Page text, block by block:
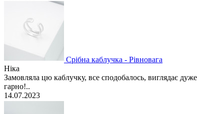
Срібна каблучка - Рівновага
Ніка
Замовляла цю каблучку, все сподобалось, виглядає дуже
гарно!..
14.07.2023